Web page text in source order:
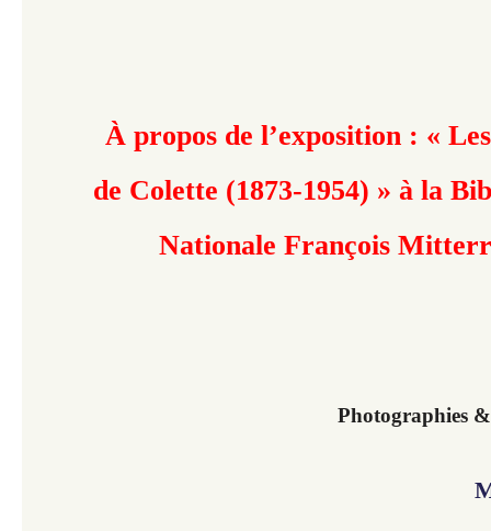
À propos de l’exposition : «
de Colette (1873-1954) » à la
Nationale François
Photographies